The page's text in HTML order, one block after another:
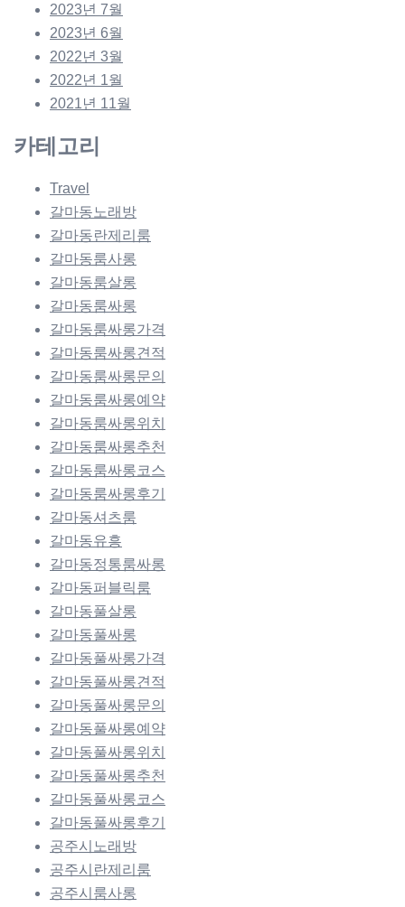
2023년 7월
2023년 6월
2022년 3월
2022년 1월
2021년 11월
카테고리
Travel
갈마동노래방
갈마동란제리룸
갈마동룸사롱
갈마동룸살롱
갈마동룸싸롱
갈마동룸싸롱가격
갈마동룸싸롱견적
갈마동룸싸롱문의
갈마동룸싸롱예약
갈마동룸싸롱위치
갈마동룸싸롱추천
갈마동룸싸롱코스
갈마동룸싸롱후기
갈마동셔츠룸
갈마동유흥
갈마동정통룸싸롱
갈마동퍼블릭룸
갈마동풀살롱
갈마동풀싸롱
갈마동풀싸롱가격
갈마동풀싸롱견적
갈마동풀싸롱문의
갈마동풀싸롱예약
갈마동풀싸롱위치
갈마동풀싸롱추천
갈마동풀싸롱코스
갈마동풀싸롱후기
공주시노래방
공주시란제리룸
공주시룸사롱